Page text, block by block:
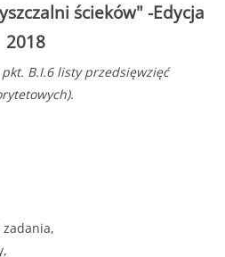
ścieków" -Edycja
2018
B.I.6 listy przedsięwzięć